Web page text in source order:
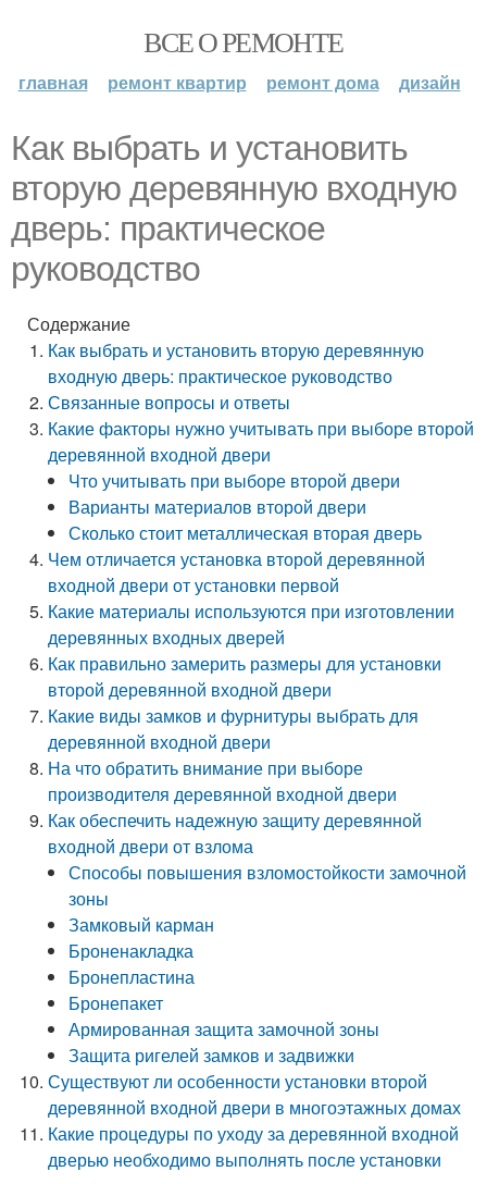
ВСЕ О РЕМОНТЕ
главная ремонт квартир ремонт дома дизайн
Как выбрать и установить
вторую деревянную входную
дверь: практическое
руководство
Содержание
Как выбрать и установить вторую деревянную
входную дверь: практическое руководство
Связанные вопросы и ответы
Какие факторы нужно учитывать при выборе второй
деревянной входной двери
Что учитывать при выборе второй двери
Варианты материалов второй двери
Сколько стоит металлическая вторая дверь
Чем отличается установка второй деревянной
входной двери от установки первой
Какие материалы используются при изготовлении
деревянных входных дверей
Как правильно замерить размеры для установки
второй деревянной входной двери
Какие виды замков и фурнитуры выбрать для
деревянной входной двери
На что обратить внимание при выборе
производителя деревянной входной двери
Как обеспечить надежную защиту деревянной
входной двери от взлома
Способы повышения взломостойкости замочной
зоны
Замковый карман
Броненакладка
Бронепластина
Бронепакет
Армированная защита замочной зоны
Защита ригелей замков и задвижки
Существуют ли особенности установки второй
деревянной входной двери в многоэтажных домах
Какие процедуры по уходу за деревянной входной
дверью необходимо выполнять после установки